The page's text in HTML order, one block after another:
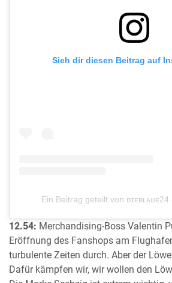
Sieh dir diesen Beitrag auf
Ein Beitrag geteilt von
12.54: Merchandising-Boss Valentin
Eröffnung des Fanshops am
turbulente Zeiten durch. Aber der
Dafür kämpfen wir, wir wollen den